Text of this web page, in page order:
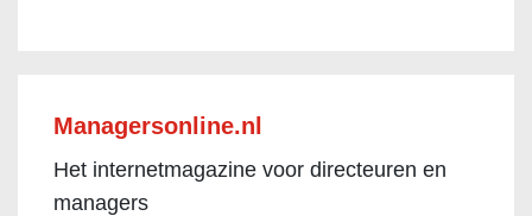
Managersonline.nl
Het internetmagazine voor directeuren en
managers